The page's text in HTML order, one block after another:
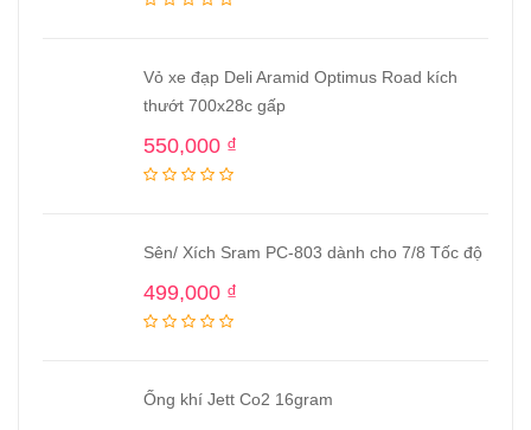
Vỏ xe đạp Deli Aramid Optimus Road kích
thướt 700x28c gấp
550,000 ₫
Sên/ Xích Sram PC-803 dành cho 7/8 Tốc độ
499,000 ₫
Ống khí Jett Co2 16gram